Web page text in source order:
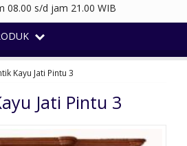
08.00 s/d jam 21.00 WIB
Kayu Jati Pintu 3
Jati Pintu 3